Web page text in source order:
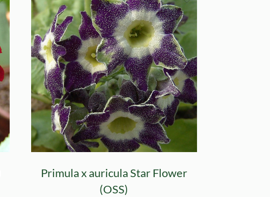
Primula x auricula Star Flower
(OSS)